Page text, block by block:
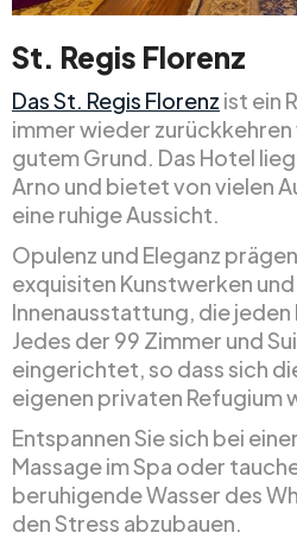
St. Regis Florenz
Das St. Regis Florenz ist ein
immer wieder zurückkehren
gutem Grund. Das Hotel
Arno und bietet von vielen
eine ruhige Aussicht.
Opulenz und Eleganz
exquisiten Kunstwerken
Innenausstattung, die
Jedes der 99 Zimmer und
eingerichtet, so dass sich
eigenen privaten Refugium
Entspannen Sie sich bei
Massage im Spa oder
beruhigende Wasser des
den Stress abzubauen.